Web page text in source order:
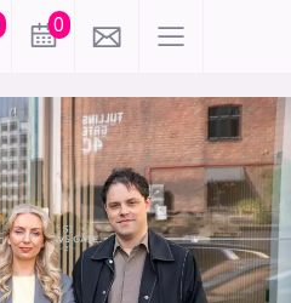
0
KI
meninger
sikkerhet
kontor